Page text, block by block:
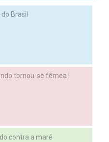
Brasil
tornou-se fêmea !
contra a maré